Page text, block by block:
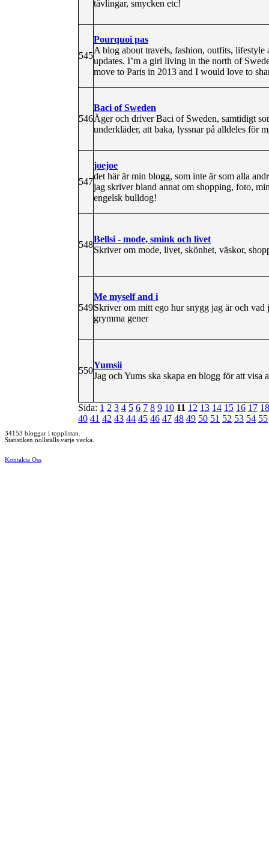
tävlingar, smycken etc!
545
Pourquoi pas
A blog about travels, fashion, outfits, lifestyle
updates. I’m a girl living in the north of
move to Paris in 2013 and I would love to
546
Baci of Sweden
Äger och driver Baci of Sweden, samtidigt
underkläder, att baka, lyssnar på alldeles för
547
joejoe
det här är min blogg, som inte är som alla
jag skriver bland annat om shopping, foto,
engelsk bulldog!
548
Bellsi - mode, smink och livet
Skriver om mode, livet, skönhet, väskor,
549
Me myself and i
Skriver om mitt ego hur snygg jag är och
grymma gener
550
Yumsii
Jag och Yums ska skapa en blogg för att visa
Sida: 1 2 3 4 5 6 7 8 9 10 11 12 13 14 15 16 17 18
40 41 42 43 44 45 46 47 48 49 50 51 52 53 54 55
34153 bloggar i topplistan.
Statistiken nollställs varje vecka.
Kontakta Oss